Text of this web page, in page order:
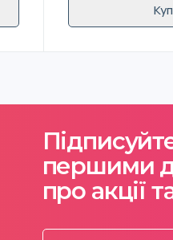
першими
про акції